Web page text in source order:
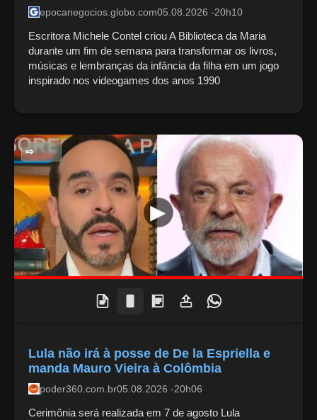
epocanegocios.globo.com05.08.2026 -20h10
Escritora Michele Contel criou A Biblioteca da Maria
durante um fim de semana para transformar os livros,
músicas e lembranças da infância da filha em um jogo
inspirado nos videogames dos anos 1990
POLITICA NACIONAL
Lula não irá à posse de De la Espriella e
manda Mauro Vieira à Colômbia
poder360.com.br05.08.2026 -20h06
Cerimônia será realizada em 7 de agosto Lula